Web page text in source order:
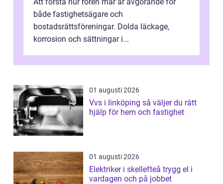
både fastighetsägare och
bostadsrättsföreningar. Dolda läckage,
korrosion och sättningar i...
01 augusti 2026
Vvs i linköping så väljer du rätt
hjälp för hem och fastighet
01 augusti 2026
Elektriker i skellefteå trygg el i
vardagen och på jobbet